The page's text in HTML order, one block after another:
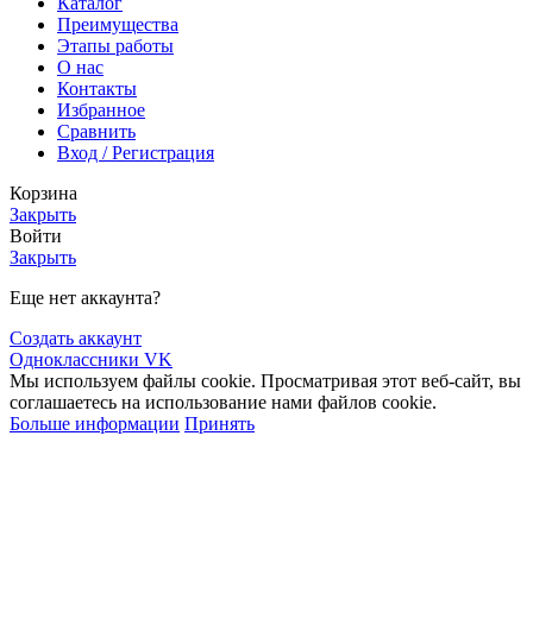
Преимущества
Этапы работы
О нас
Контакты
Избранное
Сравнить
Вход / Регистрация
Корзина
Закрыть
Войти
Закрыть
Еще нет аккаунта?
Создать аккаунт
Одноклассники VK
Мы используем файлы cookie. Просматривая этот веб-сайт, вы
соглашаетесь на использование нами файлов cookie.
Больше информации Принять